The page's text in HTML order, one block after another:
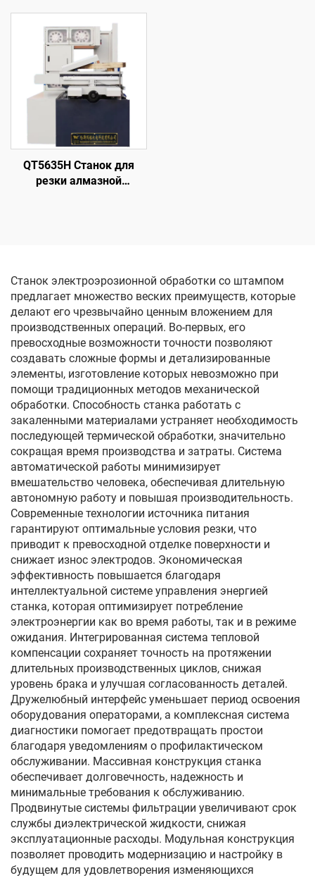
электродом
однопроходного реза
DK77160
QT5635H Станок для
резки алмазной
Станок электроэрозионной обработки со штампом
предлагает множество веских преимуществ, которые
делают его чрезвычайно ценным вложением для
производственных операций. Во-первых, его
превосходные возможности точности позволяют
создавать сложные формы и детализированные
элементы, изготовление которых невозможно при
помощи традиционных методов механической
обработки. Способность станка работать с
закаленными материалами устраняет необходимость
последующей термической обработки, значительно
сокращая время производства и затраты. Система
автоматической работы минимизирует
вмешательство человека, обеспечивая длительную
автономную работу и повышая производительность.
Современные технологии источника питания
гарантируют оптимальные условия резки, что
приводит к превосходной отделке поверхности и
снижает износ электродов. Экономическая
эффективность повышается благодаря
интеллектуальной системе управления энергией
станка, которая оптимизирует потребление
электроэнергии как во время работы, так и в режиме
ожидания. Интегрированная система тепловой
компенсации сохраняет точность на протяжении
длительных производственных циклов, снижая
уровень брака и улучшая согласованность деталей.
Дружелюбный интерфейс уменьшает период освоения
оборудования операторами, а комплексная система
диагностики помогает предотвращать простои
благодаря уведомлениям о профилактическом
обслуживании. Массивная конструкция станка
обеспечивает долговечность, надежность и
минимальные требования к обслуживанию.
Продвинутые системы фильтрации увеличивают срок
службы диэлектрической жидкости, снижая
эксплуатационные расходы. Модульная конструкция
позволяет проводить модернизацию и настройку в
будущем для удовлетворения изменяющихся